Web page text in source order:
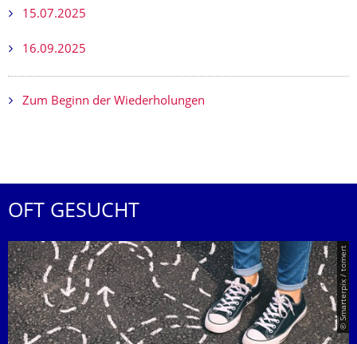
15.07.2025
16.09.2025
Zum Beginn der Wiederholungen
OFT GESUCHT
© Smarterpix / tomert